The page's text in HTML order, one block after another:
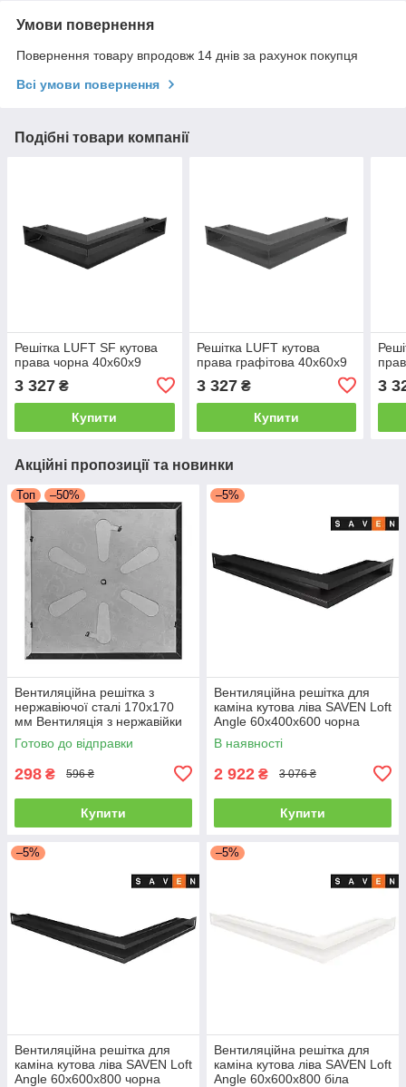
Умови повернення
Повернення товару впродовж 14 днів за рахунок покупця
Всі умови повернення
Подібні товари компанії
Решітка LUFT SF кутова
права чорна 40x60x9
3 327 ₴
Купити
Решітка LUFT кутова
права графітова 40x60x9
3 327₴
Купити
3
Акційні пропозиції та новинки
Топ –50%
Вентиляційна решітка з
нержавіючої сталі 170x170
мм Вентиляція з нержавійки
для печі
Готово до відправки
298 ₴ 596 ₴
Купити
–5%
Вентиляційна решітка для
каміна кутова ліва SAVEN Loft
Angle 60х400х600 чорна
В наявності
2 922 ₴ 3 076 ₴
Купити
–5%
Вентиляційна решітка для
каміна кутова ліва SAVEN Loft
Angle 60х600х800 чорна
–5%
Вентиляційна решітка для
каміна кутова ліва SAVEN Loft
Angle 60х600х800 біла